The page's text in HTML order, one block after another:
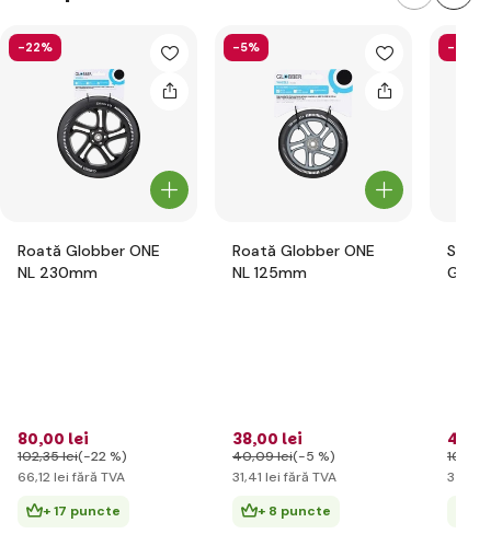
-22%
Roată Globber ONE
NL 230mm
80,00 lei
102,35 lei(-22 %)
66,12 lei fără TVA
+ 17 puncte
-5%
Roată Globber ONE
NL 125mm
38,00 lei
40,09 lei(-5 %)
31,41 lei fără TVA
+ 8 puncte
-58%
Set
42
102
35